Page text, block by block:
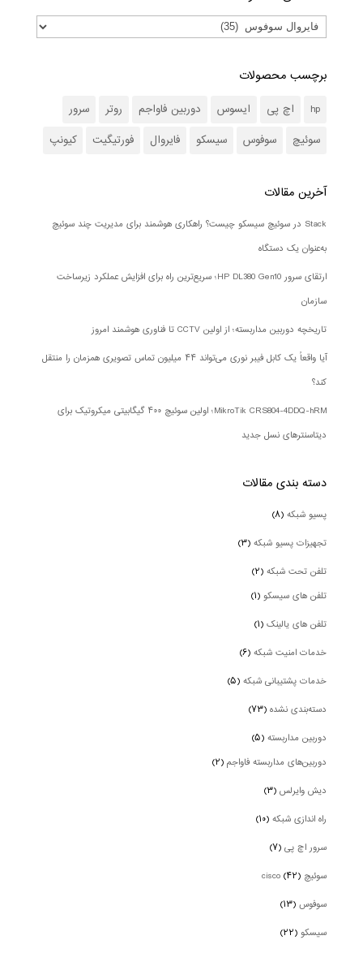
برچسب محصولات
hp اچ پی ایسوس دوربین فاواجم روتر
سرور
سوئیچ
سوفوس سیسکو فایروال فورتیگیت کیونپ
آخرین مقالات
Stack در سوئیچ سیسکو چیست؟ راهکاری هوشمند برای مدیریت چند سوئیچ
به‌عنوان یک دستگاه
ارتقای سرور HP DL380 Gen10؛ سریع‌ترین راه برای افزایش عملکرد زیرساخت
سازمان
تاریخچه دوربین مداربسته؛ از اولین CCTV تا فناوری هوشمند امروز
آیا واقعاً یک کابل فیبر نوری می‌تواند ۴۴ میلیون تماس تصویری همزمان را منتقل
کند؟
MikroTik CRS804-4DDQ-hRM؛ اولین سوئیچ ۴۰۰ گیگابیتی میکروتیک برای
دیتاسنترهای نسل جدید
دسته بندی‌ مقالات
پسیو شبکه(۸)
تجهیزات پسیو شبکه(۳)
تلفن تحت شبکه(۲)
تلفن های سیسکو(۱)
تلفن های یالینک(۱)
خدمات امنیت شبکه(۶)
خدمات پشتیبانی شبکه(۵)
دسته‌بندی نشده(۷۳)
دوربین‌ مداربسته(۵)
دوربین‌های مداربسته فاواجم(۲)
دیش وایرلس(۳)
راه اندازی شبکه(۱۰)
سرور اچ پی(۷)
سوئیچ cisco (۴۲)
سوفوس(۱۳)
سیسکو(۲۲)